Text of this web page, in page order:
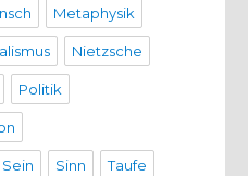
Metaphysik
Nietzsche
Politik
Sein Sinn Taufe